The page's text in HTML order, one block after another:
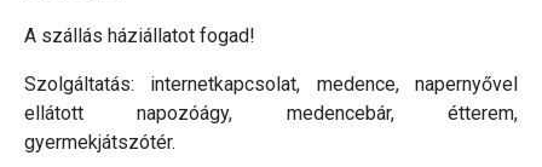
A szállás háziállatot fogad!
Szolgáltatás: internetkapcsolat, medence, napernyővel
ellátott napozóágy, medencebár, étterem,
gyermekjátszótér.